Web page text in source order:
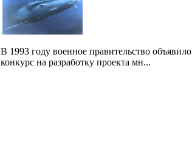
В 1993 году военное правительство объявило
конкурс на разработку проекта мн...